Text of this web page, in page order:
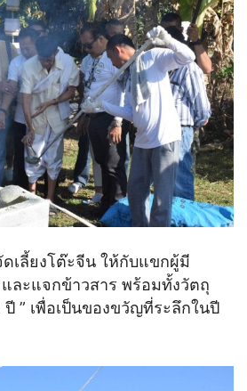
เลี้ยงโต๊ะจีน ให้กับแขกผู้มี
ละแจกข้าวสาร พร้อมทั้งวัตถุ
” เพื่อเป็นของขวัญที่ระลึกในปี